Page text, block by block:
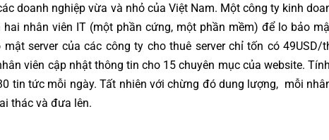
doanh nghiệp vừa và nhỏ của Việt Nam. Một công ty kinh
hai nhân viên IT (một phần cứng, một phần mềm) để lo bảo
mật server của các công ty cho thuê server chỉ tốn có 49USD/
viên cập nhật thông tin cho 15 chuyên mục của website.
tin tức mỗi ngày. Tất nhiên với chừng đó dung lượng, mỗi
thác và đưa lên.